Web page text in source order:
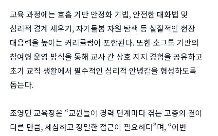
교육 과정에는 호흡 기반 안정화 기법, 안전한 대화법 및
심리적 경계 세우기, 자기돌봄 자원 탐색 등 실질적인 현장
대응력을 높이는 커리큘럼이 포함된다. 또한 소그룹 기반의
참여형 운영 방식을 통해 교사 간 상호 지지 경험을 공유하고
초기 교직 생활에서 필수적인 심리적 안녕감을 형성하도록
돕는다.
조영민 교육장은 “교원들이 경력 단계마다 겪는 고충의 결이
다른 만큼, 세심하고 정밀한 접근이 필요하다”며, “이번